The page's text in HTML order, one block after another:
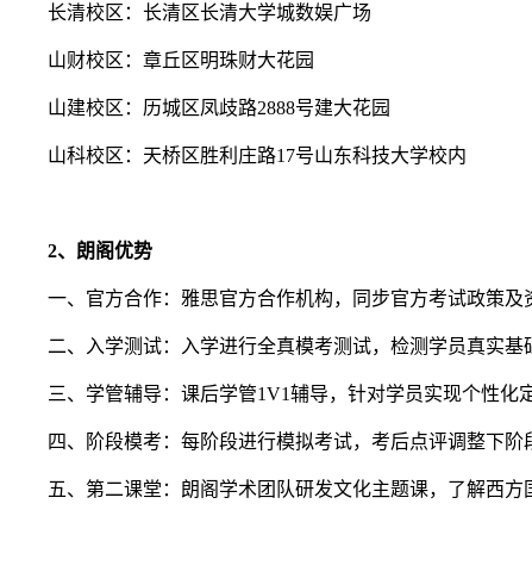
长清校区：长清区长清大学城数娱广场
山财校区：章丘区明珠财大花园
山建校区：历城区凤歧路2888号建大花园
山科校区：天桥区胜利庄路17号山东科技大学校内
2、朗阁优势
一、官方合作：雅思官方合作机构，同步官方考试政策及
二、入学测试：入学进行全真模考测试，检测学员真实基
三、学管辅导：课后学管1V1辅导，针对学员实现个性化定
四、阶段模考：每阶段进行模拟考试，考后点评调整下阶
五、第二课堂：朗阁学术团队研发文化主题课，了解西方